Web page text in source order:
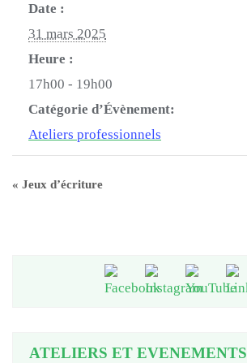
Date :
31 mars 2025
Heure :
17h00 - 19h00
Catégorie d’Évènement:
Ateliers professionnels
« Jeux d’écriture
ATELIERS ET EVENEMENTS